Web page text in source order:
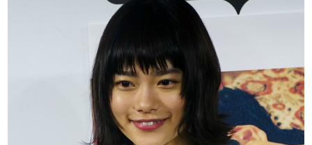
その他